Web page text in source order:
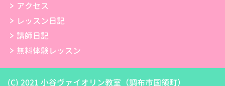
アクセス
レッスン日記
講師日記
無料体験レッスン
(C) 2021 小谷ヴァイオリン教室（調布市国領町）